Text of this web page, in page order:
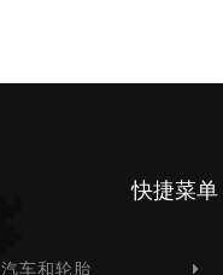
快捷菜单
汽车和轮胎